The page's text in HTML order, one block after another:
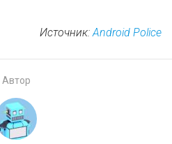
Источник: Android Police
Автор